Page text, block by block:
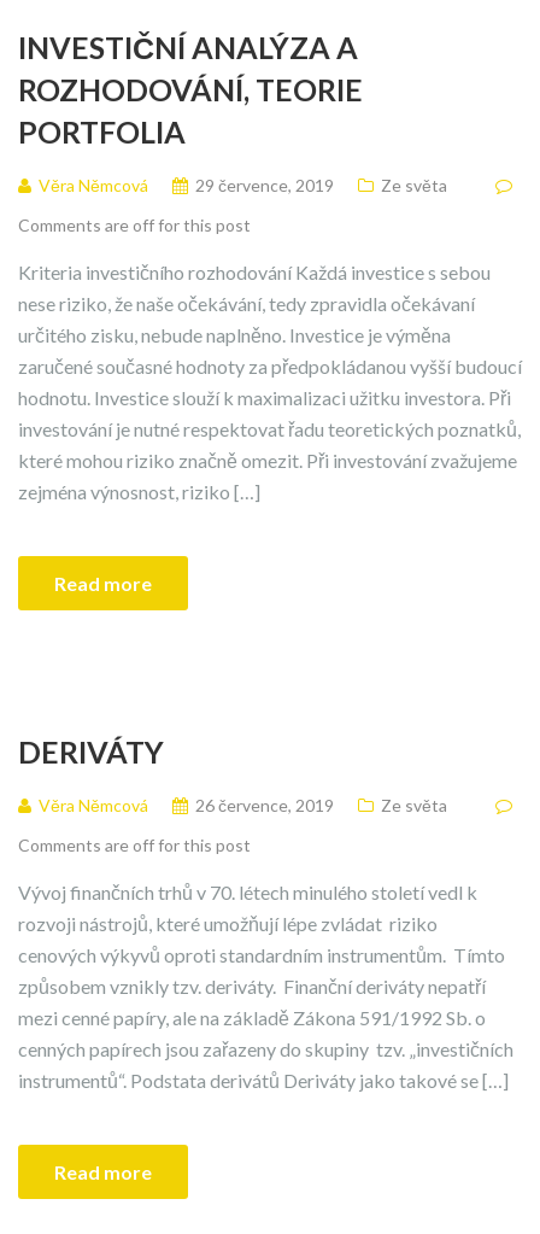
INVESTIČNÍ ANALÝZA A
ROZHODOVÁNÍ, TEORIE
PORTFOLIA
Věra Němcová 29 července, 2019
Ze světa
Comments are off for this post
Kriteria investičního rozhodování Každá investice s sebou
nese riziko, že naše očekávání, tedy zpravidla očekávaní
určitého zisku, nebude naplněno. Investice je výměna
zaručené současné hodnoty za předpokládanou vyšší budoucí
hodnotu. Investice slouží k maximalizaci užitku investora. Při
investování je nutné respektovat řadu teoretických poznatků,
které mohou riziko značně omezit. Při investování zvažujeme
zejména výnosnost, riziko […]
Read more
DERIVÁTY
Věra Němcová 26 července, 2019
Ze světa
Comments are off for this post
Vývoj finančních trhů v 70. létech minulého století vedl k
rozvoji nástrojů, které umožňují lépe zvládat riziko
cenových výkyvů oproti standardním instrumentům. Tímto
způsobem vznikly tzv. deriváty. Finanční deriváty nepatří
mezi cenné papíry, ale na základě Zákona 591/1992 Sb. o
cenných papírech jsou zařazeny do skupiny tzv. „investičních
instrumentů“. Podstata derivátů Deriváty jako takové se […]
Read more